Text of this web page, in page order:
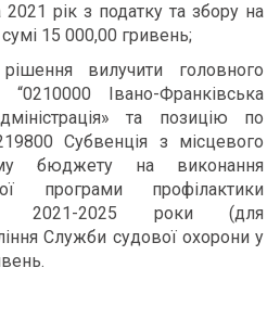
рік з податку та збору на
15 000,00 гривень;
вилучити головного
Івано-Франківська
та позицію по
Субвенція з місцевого
бюджету на виконання
програми профілактики
2021-2025 роки (для
Служби судової охорони у